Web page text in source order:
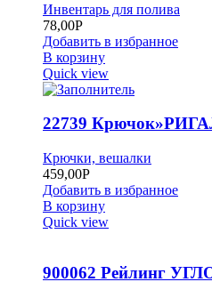
Инвентарь для полива
78,00Р
Добавить в избранное
В корзину
Quick view
22739
Крючки, вешалки
459,00Р
Добавить в избранное
В корзину
Quick view
900062 Рейлинг